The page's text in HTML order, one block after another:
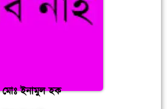
মোঃ ইনামুল হক